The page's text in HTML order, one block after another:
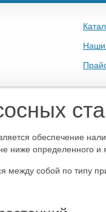
Наши
обеспечение
ниже определенного
между собой по типу